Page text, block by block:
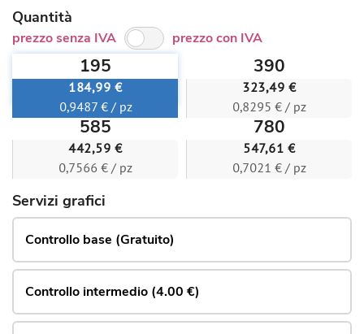
Quantità
prezzo senza IVA prezzo con IVA
195
184,99 €
0,9487 € / pz
390
323,49 €
0,8295 € / pz
585
442,59 €
0,7566 € / pz
780
547,61 €
0,7021 € / pz
Servizi grafici
Controllo base (Gratuito)
Controllo intermedio (4.00 €)